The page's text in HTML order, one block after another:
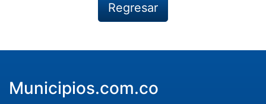
Regresar
Municipios.com.co